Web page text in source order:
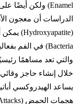
Bacteria) في الفم بفعالية، وخاصة بكتيريا